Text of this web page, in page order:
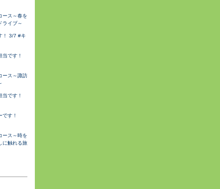
ース～春を
ライブ～
！ 3/7 #キ
です！
ース～諏訪
です！
す！
ース～時を
に触れる旅